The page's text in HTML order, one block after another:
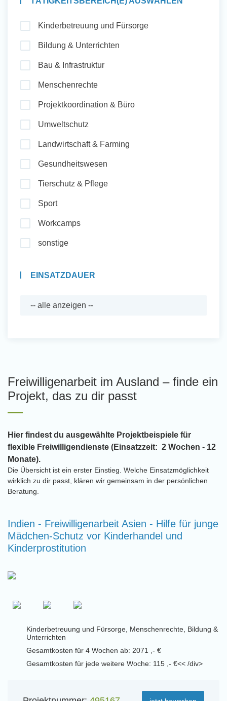
Auslandserfahrung Sammeln
Initiativbewerbung
Kinderbetreuung und Fürsorge
Bildung & Unterrichten
Bau & Infrastruktur
Menschenrechte
Projektkoordination & Büro
Umweltschutz
Landwirtschaft & Farming
Gesundheitswesen
Tierschutz & Pflege
Sport
Workcamps
sonstige
EINSATZDAUER
Freiwilligenarbeit im Ausland – finde ein
Projekt, das zu dir passt
Hier findest du ausgewählte Projektbeispiele für
flexible Freiwilligendienste (Einsatzzeit: 2 Wochen - 12
Monate).
Die Übersicht ist ein erster Einstieg. Welche Einsatzmöglichkeit
wirklich zu dir passt, klären wir gemeinsam in der persönlichen
Beratung.
Indien - Freiwilligenarbeit Asien - Hilfe für junge
Mädchen-Schutz vor Kinderhandel und
Kinderprostitution
Kinderbetreuung und Fürsorge, Menschenrechte, Bildung &
Unterrichten
Gesamtkosten für 4 Wochen ab: 2071 ,- €
Gesamtkosten für jede weitere Woche: 115 ,- €<< /div>